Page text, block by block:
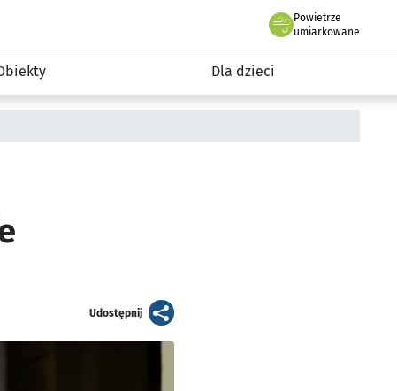
rekreacja
Powietrze
we Wrocławiu
umiarkowane
Dla dzieci
Udostępnijartykuł